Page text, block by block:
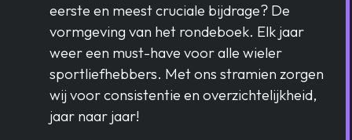
eerste en meest cruciale bijdrage? De
vormgeving van het rondeboek. Elk jaar
weer een must-have voor alle wieler
sportliefhebbers. Met ons stramien zorgen
wij voor consistentie en overzichtelijkheid,
jaar naar jaar!